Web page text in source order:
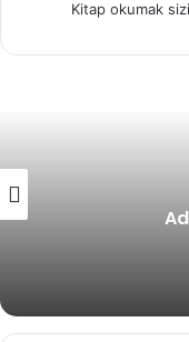
Kitap okumak
Adile